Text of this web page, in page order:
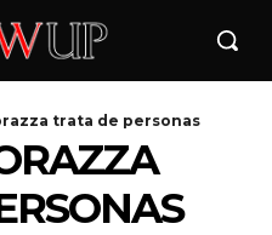
trata de personas